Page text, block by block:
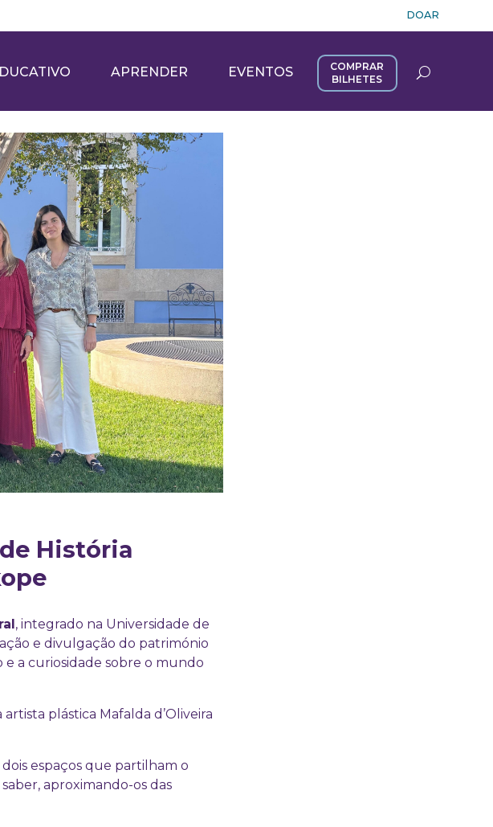
DOAR
APRENDER EVENTOS
COMPRAR
BILHETES
História
, integrado na Universidade de
e divulgação do património
a curiosidade sobre o mundo
plástica Mafalda d’Oliveira
espaços que partilham o
aproximando-os das